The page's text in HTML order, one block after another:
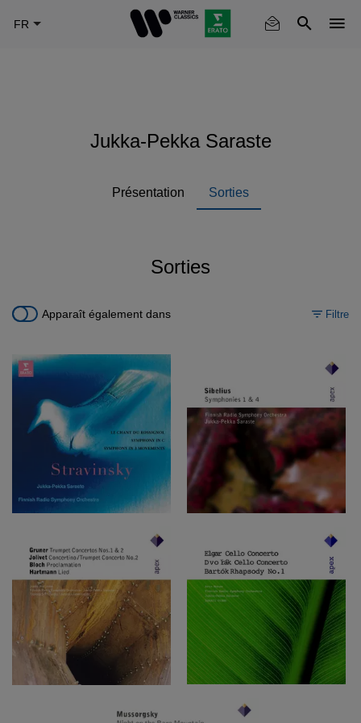
Jukka-Pekka Saraste
Présentation Sorties
Sorties
Apparaît également dans Filtre